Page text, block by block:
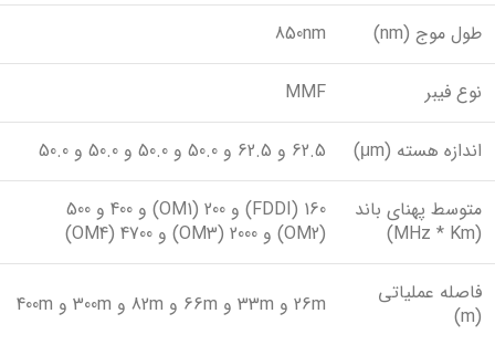
طول موج (nm) 850nm
نوع فیبر MMF
اندازه هسته (μm) 62.5 و 62.5 و 50.0 و 50.0 و 50.0 و 50.0
متوسط پهناى باند
(MHz * Km)
160 (FDDI) و 200 (OM1) و 400 و 500
(OM2) و 2000 (OM3) و 4700 (OM4)
فاصله عملیاتی
(m)
26m و 33m و 66m و 82m و 300m و 400m